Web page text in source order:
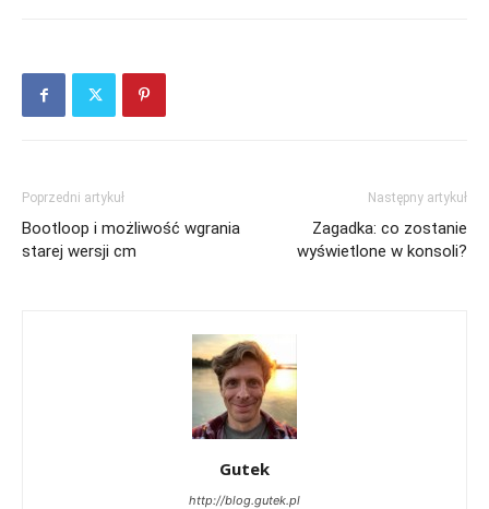
Poprzedni artykuł
Bootloop i możliwość wgrania
starej wersji cm
Następny artykuł
Zagadka: co zostanie
wyświetlone w konsoli?
Gutek
http://blog.gutek.pl